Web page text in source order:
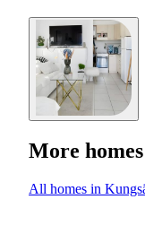
More
All homes in